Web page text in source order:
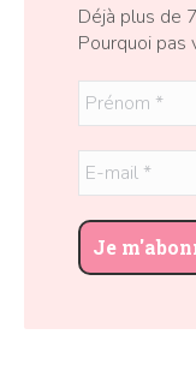
Déjà plus de
Pourquoi pas